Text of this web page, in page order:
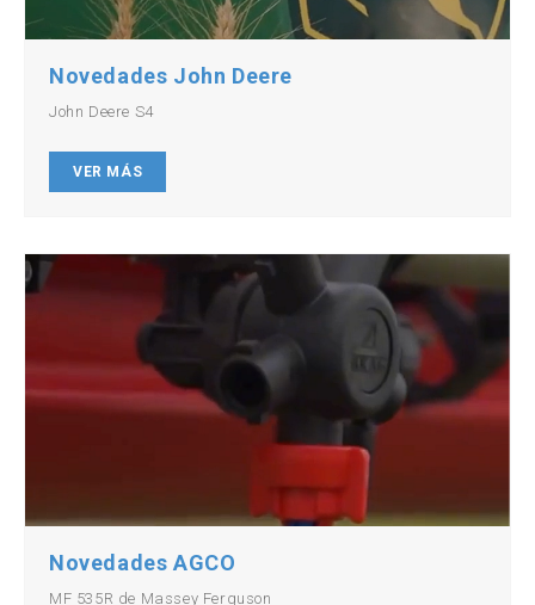
Novedades John Deere
John Deere S4
VER MÁS
Novedades AGCO
MF 535R de Massey Ferguson